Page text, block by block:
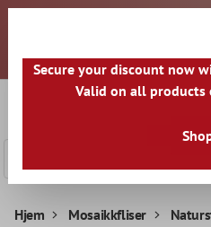
Kjære kunder, alle priser er
Alle varer sendes fra
Hjem Mosaikkfliser
Secure your discount now
Valid on all products